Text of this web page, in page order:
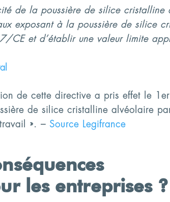
de la poussière de silice
exposant à la poussière de silice
et d’établir une valeur limite
de cette directive a pris effet le
de silice cristalline alvéolaire
». –Source Legifrance
les entreprises ?